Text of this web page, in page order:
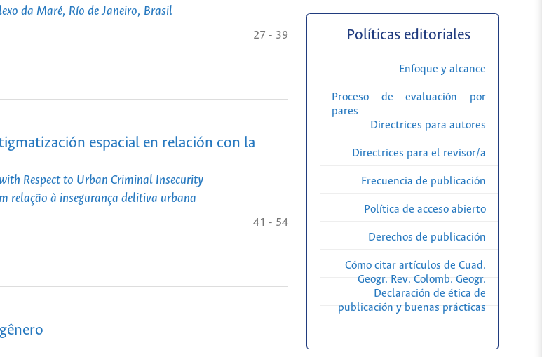
da Maré, Río de Janeiro, Brasil
27 - 39
espacial en relación con la
Respect to Urban Criminal Insecurity
relação à insegurança delitiva urbana
41 - 54
Políticas editoriales
Enfoque y alcance
Proceso de evaluación por
pares
Directrices para autores
Directrices para el revisor/a
Frecuencia de publicación
Política de acceso abierto
Derechos de publicación
Cómo citar artículos de Cuad.
Geogr. Rev. Colomb. Geogr.
Declaración de ética de
publicación y buenas prácticas